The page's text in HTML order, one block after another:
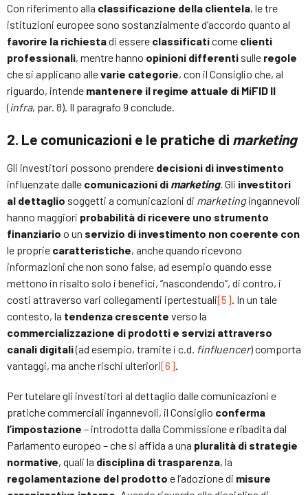
Con riferimento alla classificazione della clientela, le tre
istituzioni europee sono sostanzialmente d’accordo quanto al
favorire la richiestadi essere classificaticome clienti
professionali, mentre hanno opinioni differenti sulle regole
che si applicano allevarie categorie, con il Consiglio che, al
riguardo, intende mantenere il regime attuale di MiFID II
(infra, par. 8). Il paragrafo 9 conclude.
2. Le comunicazioni e le pratiche di marketing
Gli investitori possono prendere decisioni di investimento
influenzate dalle comunicazioni di marketing. Gli investitori
al dettaglio soggetti a comunicazioni di marketingingannevoli
hanno maggiori probabilità di ricevere uno strumento
finanziario o un servizio di investimento non coerente con
le proprie caratteristiche, anche quando ricevono
informazioni che non sono false, ad esempio quando esse
mettono in risalto solo i benefici, “nascondendo”, di contro, i
costi attraverso vari collegamenti ipertestuali[5]. In un tale
contesto, la tendenza crescente verso la
commercializzazione di prodotti e servizi attraverso
canali digitali(ad esempio, tramite i c.d. finfluencer) comporta
vantaggi, ma anche rischi ulteriori[6].
Per tutelare gli investitori al dettaglio dalle comunicazioni e
pratiche commerciali ingannevoli, il Consiglio conferma
l’impostazione – introdotta dalla Commissione e ribadita dal
Parlamento europeo – che si affida a una pluralità di strategie
normative, quali la disciplina di trasparenza, la
regolamentazione del prodotto e l’adozione di misure